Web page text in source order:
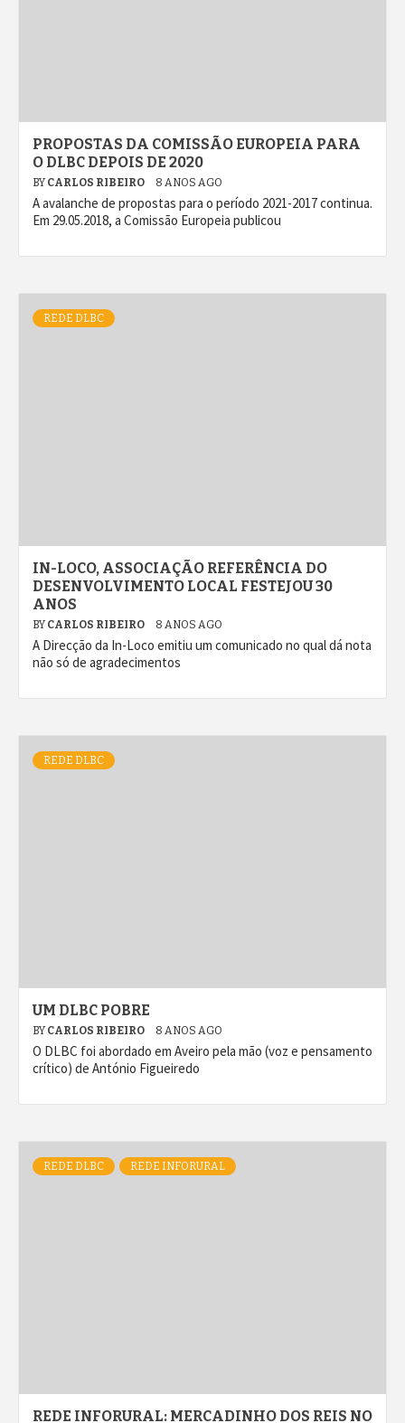
PROPOSTAS DA COMISSÃO EUROPEIA PARA
O DLBC DEPOIS DE 2020
BY CARLOS RIBEIRO 8 ANOS AGO
A avalanche de propostas para o período 2021-2017 continua.
Em 29.05.2018, a Comissão Europeia publicou
REDE DLBC
IN-LOCO, ASSOCIAÇÃO REFERÊNCIA DO
DESENVOLVIMENTO LOCAL FESTEJOU 30
ANOS
BY CARLOS RIBEIRO 8 ANOS AGO
A Direcção da In-Loco emitiu um comunicado no qual dá nota
não só de agradecimentos
REDE DLBC
UM DLBC POBRE
BY CARLOS RIBEIRO 8 ANOS AGO
O DLBC foi abordado em Aveiro pela mão (voz e pensamento
crítico) de António Figueiredo
REDE DLBC REDE INFORURAL
REDE INFORURAL: MERCADINHO DOS REIS NO